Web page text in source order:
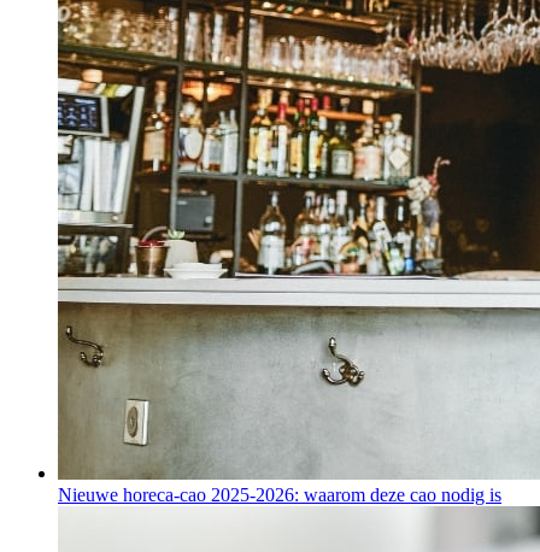
Nieuwe horeca-cao 2025-2026: waarom deze cao nodig is